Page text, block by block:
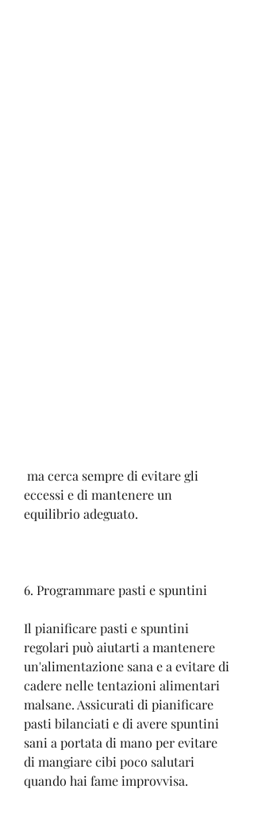
eccessi e di mantenere un
equilibrio adeguato.
6. Programmare pasti e spuntini
Il pianificare pasti e spuntini
regolari può aiutarti a mantenere
un'alimentazione sana e a evitare di
cadere nelle tentazioni alimentari
malsane. Assicurati di pianificare
pasti bilanciati e di avere spuntini
sani a portata di mano per evitare
di mangiare cibi poco salutari
quando hai fame improvvisa.